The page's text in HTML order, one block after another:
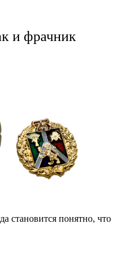
и фрачник
становится понятно, что